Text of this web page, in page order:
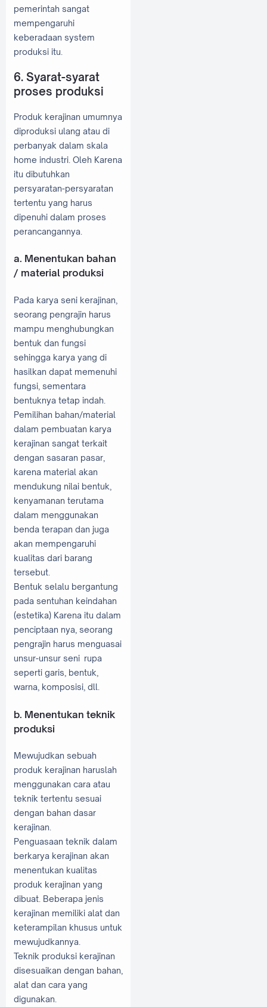
pemerintah sangat
mempengaruhi
keberadaan system
produksi itu.
6. Syarat-syarat
proses produksi
Produk kerajinan umumnya
diproduksi ulang atau di
perbanyak dalam skala
home industri. Oleh Karena
itu dibutuhkan
persyaratan-persyaratan
tertentu yang harus
dipenuhi dalam proses
perancangannya.
a. Menentukan bahan
/ material produksi
Pada karya seni kerajinan,
seorang pengrajin harus
mampu menghubungkan
bentuk dan fungsi
sehingga karya yang di
hasilkan dapat memenuhi
fungsi, sementara
bentuknya tetap indah.
Pemilihan bahan/material
dalam pembuatan karya
kerajinan sangat terkait
dengan sasaran pasar,
karena material akan
mendukung nilai bentuk,
kenyamanan terutama
dalam menggunakan
benda terapan dan juga
akan mempengaruhi
kualitas dari barang
tersebut.
Bentuk selalu bergantung
pada sentuhan keindahan
(estetika) Karena itu dalam
penciptaan nya, seorang
pengrajin harus menguasai
unsur-unsur seni rupa
seperti garis, bentuk,
warna, komposisi, dll.
b. Menentukan teknik
produksi
Mewujudkan sebuah
produk kerajinan haruslah
menggunakan cara atau
teknik tertentu sesuai
dengan bahan dasar
kerajinan.
Penguasaan teknik dalam
berkarya kerajinan akan
menentukan kualitas
produk kerajinan yang
dibuat. Beberapa jenis
kerajinan memiliki alat dan
keterampilan khusus untuk
mewujudkannya.
Teknik produksi kerajinan
disesuaikan dengan bahan,
alat dan cara yang
digunakan.